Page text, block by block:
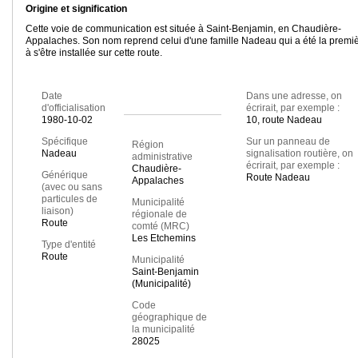
Origine et signification
Cette voie de communication est située à Saint-Benjamin, en Chaudière-
Appalaches. Son nom reprend celui d'une famille Nadeau qui a été la
à s'être installée sur cette route.
Date
d'officialisation
1980-10-02
Spécifique
Nadeau
Générique
(avec ou sans
particules de
liaison)
Route
Type d'entité
Route
Région
administrative
Chaudière-
Appalaches
Municipalité
régionale de
comté (MRC)
Les Etchemins
Municipalité
Saint-Benjamin
(Municipalité)
Code
géographique de
la municipalité
28025
Dans une adresse, on
écrirait, par exemple :
10, route Nadeau
Sur un panneau de
signalisation routière, on
écrirait, par exemple :
Route Nadeau